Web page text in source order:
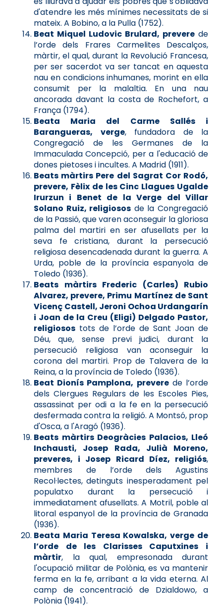
d'atendre les més mínimes necessitats de si
mateix. A Bobino, a la Pulla (1752).
Beat Miquel Ludovic Brulard, prevere de
l’orde dels Frares Carmelites Descalços,
màrtir, el qual, durant la Revolució Francesa,
per ser sacerdot va ser tancat en aquesta
nau en condicions inhumanes, morint en ella
consumit per la malaltia. En una nau
ancorada davant la costa de Rochefort, a
França (1794).
Beata Maria del Carme Sallés i
Barangueras, verge, fundadora de la
Congregació de les Germanes de la
Immaculada Concepció, per a l'educació de
dones pietoses i incultes. A Madrid (1911).
Beats màrtirs Pere del Sagrat Cor Rodó,
prevere, Fèlix de les Cinc Llagues Ugalde
Irurzun i Benet de la Verge del Villar
Solano Ruiz, religiosos de la Congregació
de la Passió, que varen aconseguir la gloriosa
palma del martiri en ser afusellats per la
seva fe cristiana, durant la persecució
religiosa desencadenada durant la guerra. A
Urda, poble de la província espanyola de
Toledo (1936).
Beats màrtirs Frederic (Carles) Rubio
Alvarez, prevere, Primu Martínez de Sant
Vicenç Castell, Jeroni Ochoa Urdangarín
i Joan de la Creu (Eligi) Delgado Pastor,
religiosos tots de l’orde de Sant Joan de
Déu, que, sense previ judici, durant la
persecució religiosa van aconseguir la
corona del martiri. Prop de Talavera de la
Reina, a la província de Toledo (1936).
Beat Dionís Pamplona, preverede l’orde
dels Clergues Regulars de les Escoles Pies,
assassinat per odi a la fe en la persecució
desfermada contra la religió. A Montsó, prop
d'Osca, a l'Aragó (1936).
Beats màrtirs Deogràcies Palacios, Lleó
Inchausti, Josep Rada, Julià Moreno,
preveres, i Josep Ricard Díez, religiós,
membres de l’orde dels Agustins
Recol·lectes, detinguts inesperadament pel
populatxo durant la persecució i
immediatament afusellats. A Motril, poble al
litoral espanyol de la província de Granada
(1936).
Beata Maria Teresa Kowalska, verge de
l’orde de les Clarisses Caputxines i
màrtir, la qual, empresonada durant
l'ocupació militar de Polònia, es va mantenir
ferma en la fe, arribant a la vida eterna. Al
camp de concentració de Dzialdowo, a
Polònia (1941).